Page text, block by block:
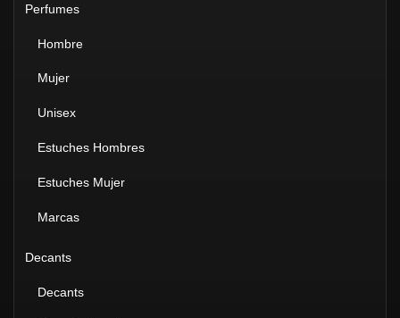
Perfumes
Hombre
Mujer
Unisex
Estuches Hombres
Estuches Mujer
Marcas
Decants
Decants